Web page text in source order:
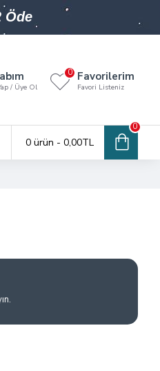
Öde
/ Üye Ol
Favorilerim
Favori Listeniz
0
0 ürün - 0,00TL
0